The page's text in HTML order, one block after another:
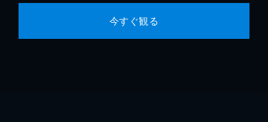
今すぐ観る